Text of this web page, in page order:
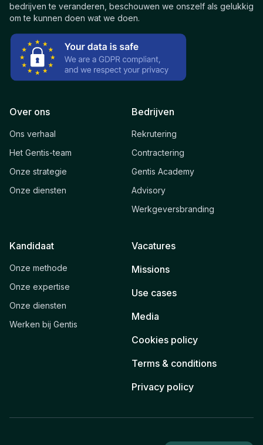
bedrijven te veranderen, beschouwen we onszelf als gelukkig
om te kunnen doen wat we doen.
Over ons
Ons verhaal
Het Gentis-team
Onze strategie
Onze diensten
Bedrijven
Rekrutering
Contractering
Gentis Academy
Advisory
Werkgeversbranding
Kandidaat
Onze methode
Onze expertise
Onze diensten
Werken bij Gentis
Vacatures
Missions
Use cases
Media
Cookies policy
Terms & conditions
Privacy policy